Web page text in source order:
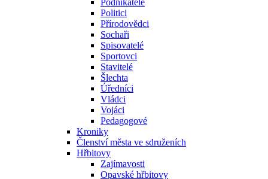
Podnikatelé
Politici
Přírodovědci
Sochaři
Spisovatelé
Sportovci
Stavitelé
Šlechta
Úředníci
Vládci
Vojáci
Pedagogové
Kroniky
Členství města ve sdruženích
Hřbitovy
Zajímavosti
Opavské hřbitovy